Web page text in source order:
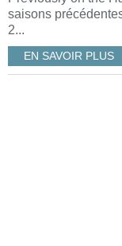
saisons
2...
EN SAVOIR PLUS